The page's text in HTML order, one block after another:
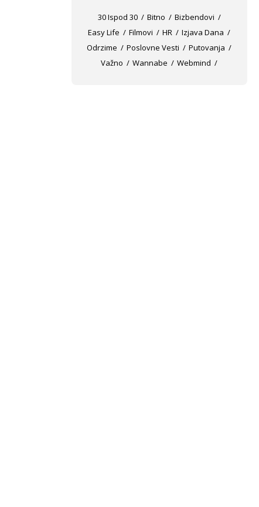
30 Ispod 30 Bitno
Bizbendovi
Easy Life
Filmovi HR
Izjava Dana
Odrzime
Poslovne Vesti
Putovanja
Važno
Wannabe Webmind